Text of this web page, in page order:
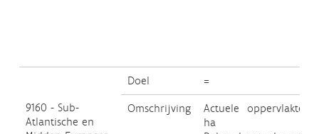
Doel
=
9160 - Sub-
Atlantische en
Omschrijving
Actuele oppervlakte:
ha